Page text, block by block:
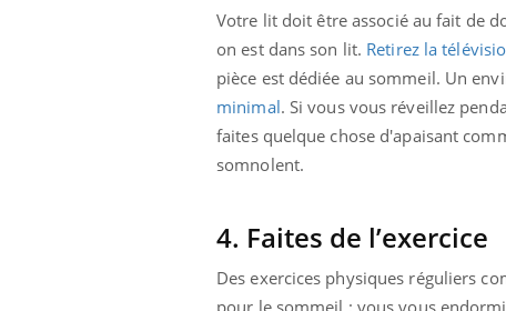
Votre lit doit être associé au fait de
on est dans son lit. Retirez la
pièce est dédiée au sommeil. Un
minimal. Si vous vous réveillez
faites quelque chose d'apaisant
somnolent.
4. Faites de l’exercice
Des exercices physiques réguliers